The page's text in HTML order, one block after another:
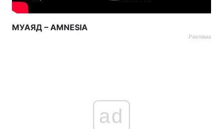
МУАЯД – AMNESIA
Реклама
ad